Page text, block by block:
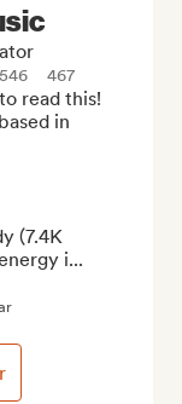
546 467
read this!
in
(7.4K
i...